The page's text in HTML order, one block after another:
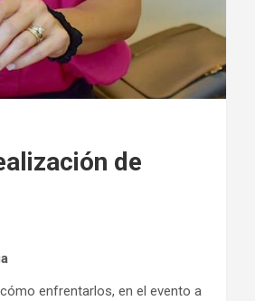
de
enfrentarlos, en el evento a